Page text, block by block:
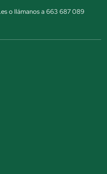
o llámanos a 663 687 089